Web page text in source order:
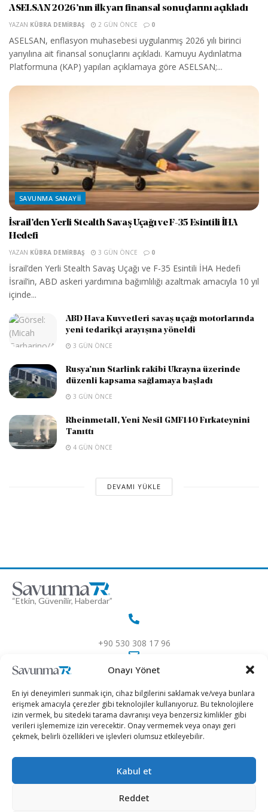
Onayı Yönet
En iyi deneyimleri sunmak için, cihaz bilgilerini saklamak ve/veya bunlara
erişmek amacıyla çerezler gibi teknolojiler kullanıyoruz. Bu teknolojilere
izin vermek, bu sitedeki tarama davranışı veya benzersiz kimlikler gibi
verileri işlememize izin verecektir. Onay vermemek veya onayı geri
çekmek, belirli özellikleri ve işlevleri olumsuz etkileyebilir.
Kabul et
Reddet
ASELSAN 2026’nın ilk yarı finansal sonuçlarını açıkladı
YAZAN KÜBRA DEMIRBAŞ 2 GÜN ÖNCE 0
ASELSAN, enflasyon muhasebesi uygulanmış 2026 yılı birinci
yarıyılına ait finansal sonuçlarını açıkladı. Kamuyu Aydınlatma
Platformuna (KAP) yapılan açıklamaya göre ASELSAN;...
SAVUNMA SANAYII
İsrail’den Yerli Stealth Savaş Uçağı ve F-35 Esintili İHA
Hedefi
YAZAN KÜBRA DEMIRBAŞ 3 GÜN ÖNCE 0
İsrail’den Yerli Stealth Savaş Uçağı ve F-35 Esintili İHA Hedefi
İsrail’in, ABD askeri yardımına bağımlılığı azaltmak amacıyla 10 yıl
içinde...
ABD Hava Kuvvetleri savaş uçağı motorlarında
yeni tedarikçi arayışına yöneldi
3 GÜN ÖNCE
Rusya’nın Starlink rakibi Ukrayna üzerinde
düzenli kapsama sağlamaya başladı
3 GÜN ÖNCE
Rheinmetall, Yeni Nesil GMF140 Fırkateynini
Tanıttı
4 GÜN ÖNCE
DEVAMI YÜKLE
“Etkin, Güvenilir, Haberdar”
+90 530 308 17 96
2026 © Savunma TR. Tüm Hakları Saklıdır.
Savunma Sanayii
Siber Güvenlik
Teknoloji